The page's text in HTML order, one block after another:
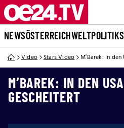
NEWSÖSTERREICHWELTPOLITIK
Video Stars Video M’Barek: In
M’BAREK: IN DEN
GESCHEITERT